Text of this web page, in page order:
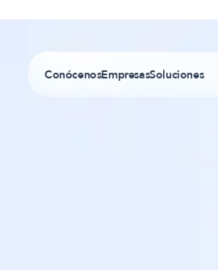
ConócenosEmpresasSoluciones